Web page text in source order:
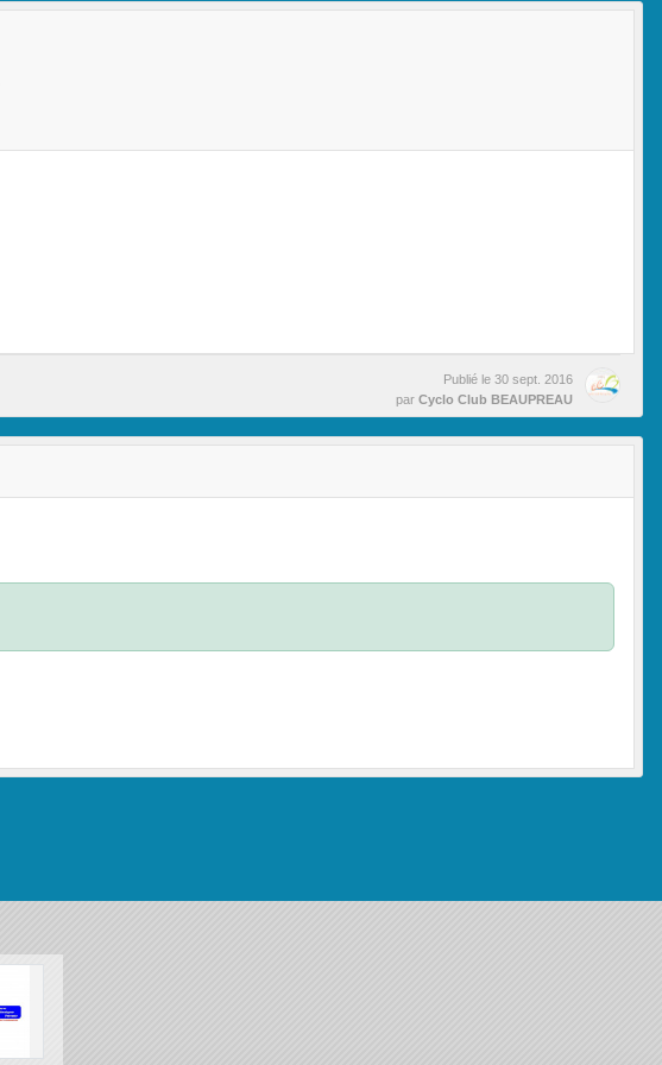
Publié le 30 sept. 2016
par Cyclo Club BEAUPREAU